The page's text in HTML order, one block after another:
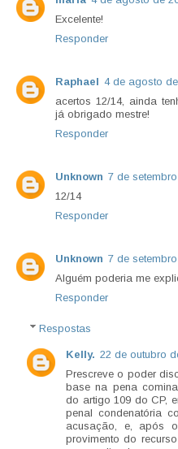
Excelente!
Responder
Raphael 4 de agosto
acertos 12/14, ainda
já obrigado mestre!
Responder
Unknown 7 de
12/14
Responder
Unknown 7 de
Alguém poderia me
Responder
Respostas
Kelly. 22 de outubro
Prescreve o poder
base na pena
do artigo 109 do CP,
penal condenatória
acusação, e, após
provimento do